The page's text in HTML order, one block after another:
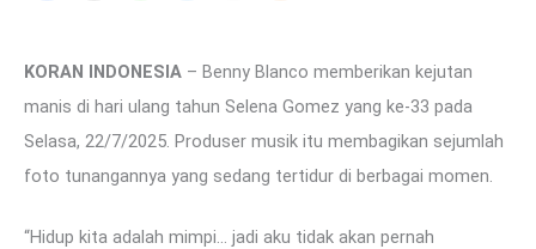
KORAN INDONESIA – Benny Blanco memberikan kejutan
manis di hari ulang tahun Selena Gomez yang ke-33 pada
Selasa, 22/7/2025. Produser musik itu membagikan sejumlah
foto tunangannya yang sedang tertidur di berbagai momen.
“Hidup kita adalah mimpi… jadi aku tidak akan pernah